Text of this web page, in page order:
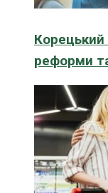
Корецький
реформи